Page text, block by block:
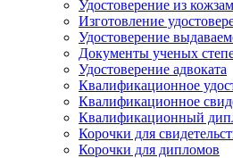
Удостоверение из
Изготовление
Удостоверение
Документы ученых
Удостоверение адвоката
Квалификационное
Квалификационное
Квалификационный
Корочки для
Корочки для дипломов